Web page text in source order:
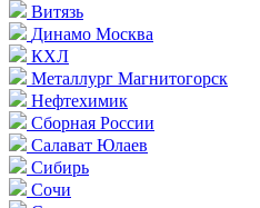
Витязь
Динамо Москва
КХЛ
Металлург Магнитогорск
Нефтехимик
Сборная России
Салават Юлаев
Сибирь
Сочи